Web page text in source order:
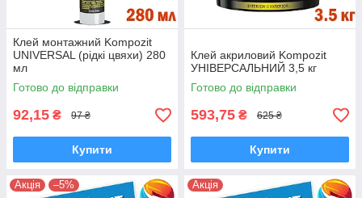
Клей монтажний Kompozit
UNIVERSAL (рідкі цвяхи) 280
мл
Готово до відправки
92,15 ₴ 97 ₴
Купити
Клей акриловий Kompozit
УНІВЕРСАЛЬНИЙ 3,5 кг
Готово до відправки
593,75 ₴ 625 ₴
Купити
Акція –5% Акція